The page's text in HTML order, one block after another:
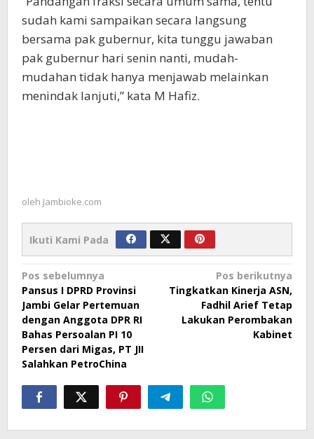
sudah kami sampaikan secara langsung
bersama pak gubernur, kita tunggu jawaban
pak gubernur hari senin nanti, mudah-
mudahan tidak hanya menjawab melainkan
menindak lanjuti,” kata M Hafiz.
oleh Jambioke.com
Ikuti Kami Pada
Navigasi
pos
Pos sebelumnya
Pansus I DPRD Provinsi
Jambi Gelar Pertemuan
dengan Anggota DPR RI
Bahas Persoalan PI 10
Persen dari Migas, PT JII
Salahkan PetroChina
Pos berikutnya
Tingkatkan Kinerja ASN,
Fadhil Arief Tetap
Lakukan Perombakan
Kabinet